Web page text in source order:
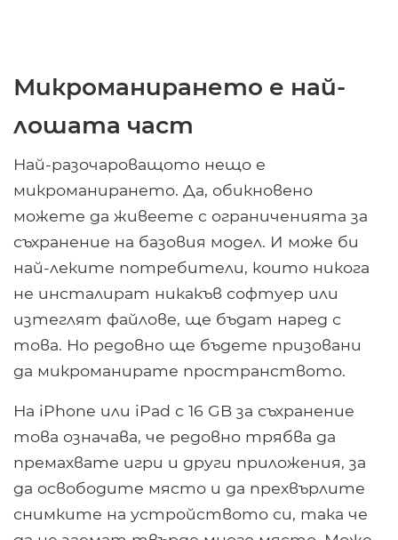
Микроманирането е най-
лошата част
Най-разочароващото нещо е
микроманирането. Да, обикновено
можете да живеете с ограниченията за
съхранение на базовия модел. И може би
най-леките потребители, които никога
не инсталират никакъв софтуер или
изтеглят файлове, ще бъдат наред с
това. Но редовно ще бъдете призовани
да микроманирате пространството.
На iPhone или iPad с 16 GB за съхранение
това означава, че редовно трябва да
премахвате игри и други приложения, за
да освободите място и да прехвърлите
снимките на устройството си, така че